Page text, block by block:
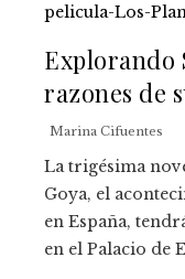
Explorando
razones de
Marina Cifuentes
La trigésima
Goya, el
en España,
en el Palacio de